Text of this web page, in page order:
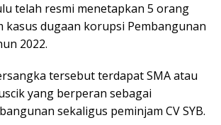
telah resmi menetapkan 5 orang
kasus dugaan korupsi Pembangunan
2022.
tersebut terdapat SMA atau
yang berperan sebagai
sekaligus peminjam CV SYB.